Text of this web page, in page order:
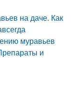
на даче. Как
муравьев
и